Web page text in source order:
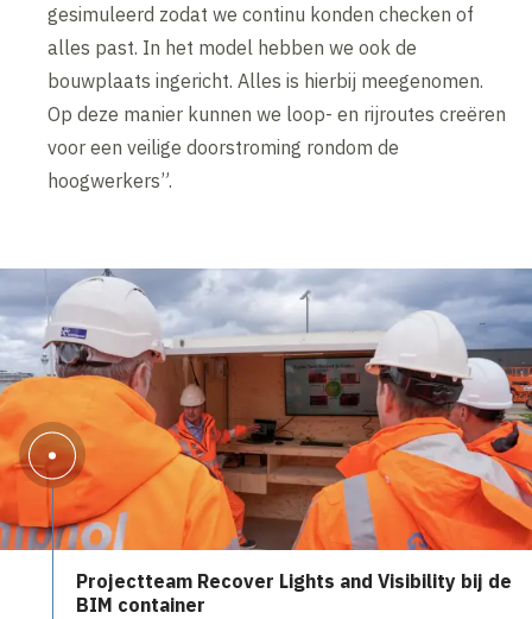
gesimuleerd zodat we continu konden checken of
alles past. In het model hebben we ook de
bouwplaats ingericht. Alles is hierbij meegenomen.
Op deze manier kunnen we loop- en rijroutes creëren
voor een veilige doorstroming rondom de
hoogwerkers”.
Projectteam Recover Lights and Visibility bij de
BIM container